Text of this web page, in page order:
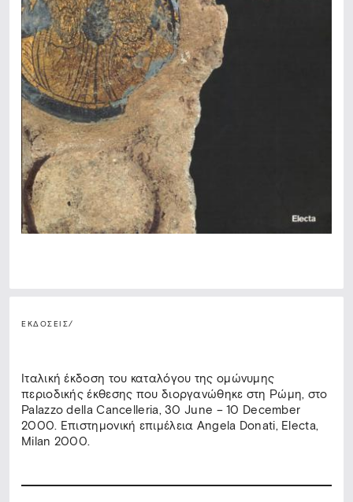
ΕΚΔΟΣΕΙΣ/
Ιταλική έκδοση του καταλόγου της ομώνυμης
περιοδικής έκθεσης που διοργανώθηκε στη Ρώμη, στο
Palazzo della Cancelleria, 30 June – 10 December
2000. Επιστημονική επιμέλεια Angela Donati, Electa,
Milan 2000.